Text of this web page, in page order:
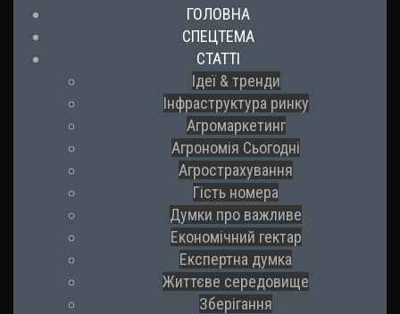
ГОЛОВНА
СПЕЦТЕМА
СТАТТІ
Ідеї & тренди
Інфраструктура ринку
Агромаркетинг
Агрономія Сьогодні
Агрострахування
Гість номера
Думки про важливе
Економічний гектар
Експертна думка
Життєве середовище
Зберігання